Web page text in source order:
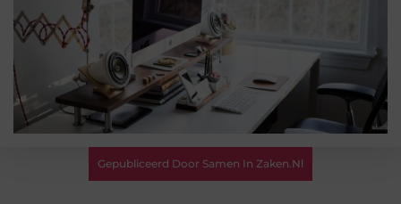
Gepubliceerd Door Samen In Zaken.nl